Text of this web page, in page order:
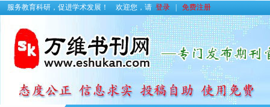
服务教育科研，促进学术发展！ 欢迎您，请 登录 免费注册